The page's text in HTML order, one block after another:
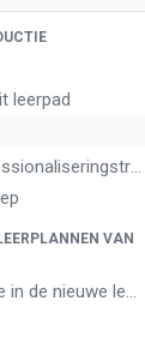
leerpad
VAN
van de derde graad